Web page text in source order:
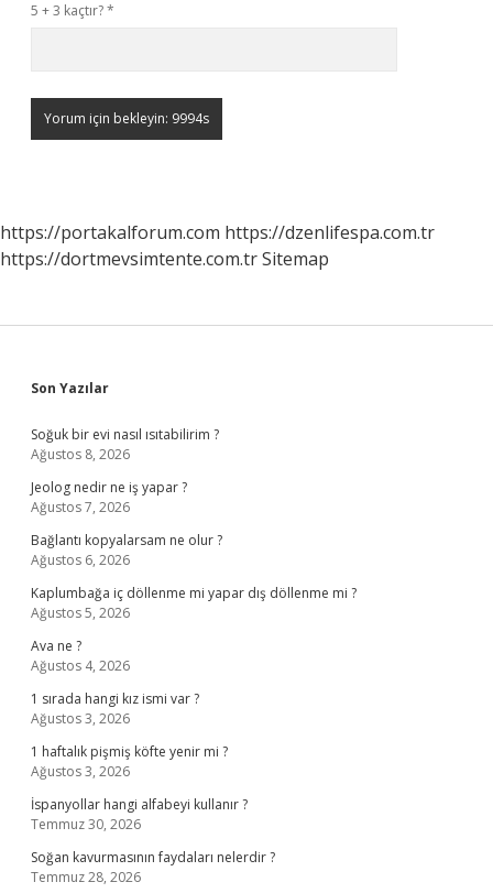
5 + 3 kaçtır?*
https://portakalforum.com https://dzenlifespa.com.tr
https://dortmevsimtente.com.trSitemap
Sidebar
Son Yazılar
Soğuk bir evi nasıl ısıtabilirim ?
Ağustos 8, 2026
Jeolog nedir ne iş yapar ?
Ağustos 7, 2026
Bağlantı kopyalarsam ne olur ?
Ağustos 6, 2026
Kaplumbağa iç döllenme mi yapar dış döllenme mi ?
Ağustos 5, 2026
Ava ne ?
Ağustos 4, 2026
1 sırada hangi kız ismi var ?
Ağustos 3, 2026
1 haftalık pişmiş köfte yenir mi ?
Ağustos 3, 2026
İspanyollar hangi alfabeyi kullanır ?
Temmuz 30, 2026
Soğan kavurmasının faydaları nelerdir ?
Temmuz 28, 2026